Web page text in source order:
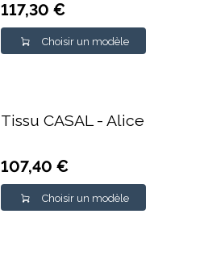
117,30 €
Choisir un modèle
Tissu CASAL - Alice
107,40 €
Choisir un modèle